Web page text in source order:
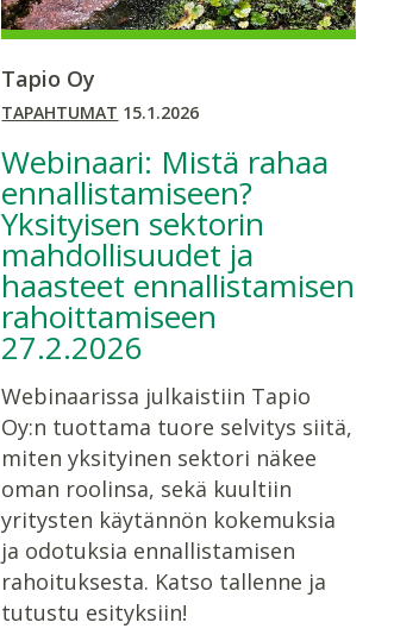
Tapio Oy
TAPAHTUMAT 15.1.2026
Webinaari: Mistä rahaa
ennallistamiseen?
Yksityisen sektorin
mahdollisuudet ja
haasteet ennallistamisen
rahoittamiseen
27.2.2026
Webinaarissa julkaistiin Tapio
Oy:n tuottama tuore selvitys siitä,
miten yksityinen sektori näkee
oman roolinsa, sekä kuultiin
yritysten käytännön kokemuksia
ja odotuksia ennallistamisen
rahoituksesta. Katso tallenne ja
tutustu esityksiin!